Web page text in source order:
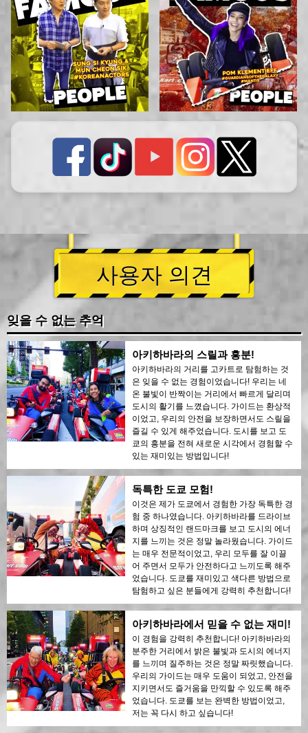
사용자 의견
잊을 수 없는 추억
아키하바라의 스릴과 흥분!
아키하바라의 거리를 고카트로 탐험하는 것
은 잊을 수 없는 경험이었습니다! 우리는 네
온 불빛이 반짝이는 거리에서 빠르게 달리며
도시의 활기를 느꼈습니다. 가이드는 환상적
이었고, 우리의 안전을 보장하면서도 스릴을
즐길 수 있게 해주었습니다. 도시를 보고 도
쿄의 흥분을 전혀 새로운 시각에서 경험할 수
있는 재미있는 방법입니다!
독특한 도쿄 모험!
이것은 제가 도쿄에서 경험한 가장 독특한 경
험 중 하나였습니다. 아키하바라를 드라이브
하며 상징적인 랜드마크를 보고 도시의 에너
지를 느끼는 것은 정말 놀라웠습니다. 가이드
는 매우 전문적이었고, 우리 모두를 잘 이끌
어 주면서 모두가 안전하다고 느끼도록 해주
었습니다. 도쿄를 재미있고 색다른 방법으로
탐험하고 싶은 분들에게 강력히 추천합니다!
아키하바라에서 믿을 수 없는 재미!
이 경험을 강력히 추천합니다! 아키하바라의
분주한 거리에서 밝은 불빛과 도시의 에너지
를 느끼며 질주하는 것은 정말 짜릿했습니다.
우리의 가이드는 매우 도움이 되었고, 안전을
지키면서도 즐거움을 만끽할 수 있도록 해주
었습니다. 도쿄를 보는 완벽한 방법이었고,
저는 꼭 다시 하고 싶습니다!